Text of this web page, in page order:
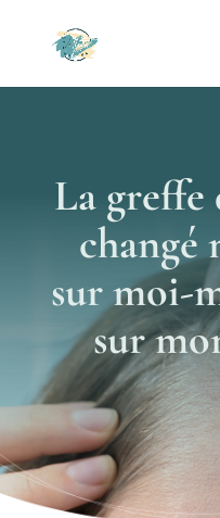
La greffe
changé
sur moi-
sur